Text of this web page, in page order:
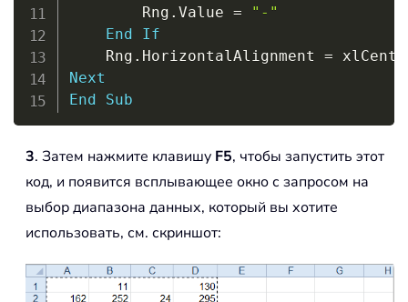
        Rng
. Value =
"-"
End
If
    Rng
. HorizontalAlignment =
Next
End
Sub
3. Затем нажмите клавишу F5, чтобы запустить этот
код, и появится всплывающее окно с запросом на
выбор диапазона данных, который вы хотите
использовать, см. скриншот: